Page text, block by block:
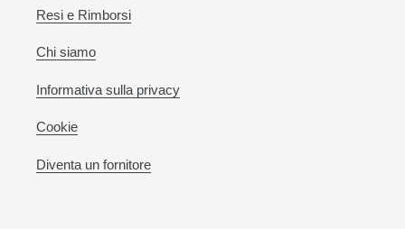
Resi e Rimborsi
Chi siamo
Informativa sulla privacy
Cookie
Diventa un fornitore